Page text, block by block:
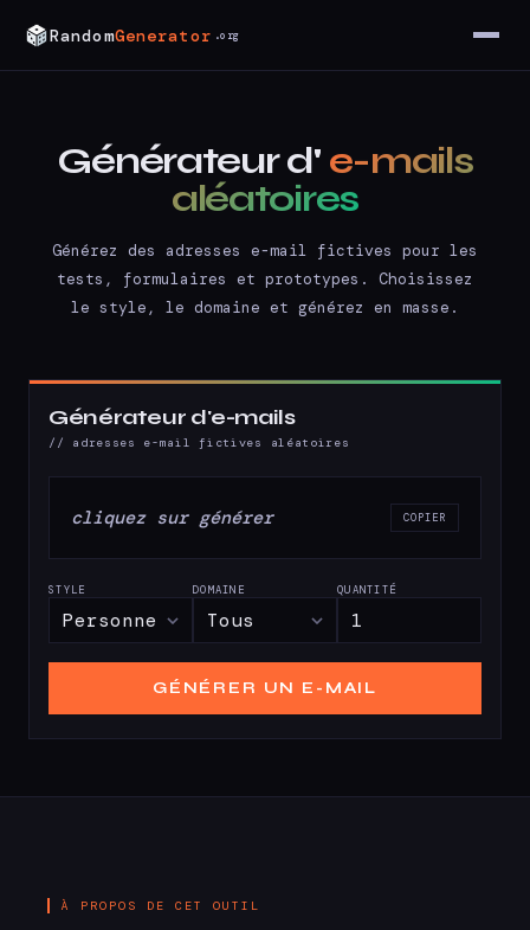
RandomGenerator .org
Générateur d' e-mails
aléatoires
Générez des adresses e-mail fictives pour les
tests, formulaires et prototypes. Choisissez
le style, le domaine et générez en masse.
Générateur d'e-mails
// adresses e-mail fictives aléatoires
cliquez sur générer COPIER
STYLE DOMAINE QUANTITÉ
GÉNÉRER UN E-MAIL
À PROPOS DE CET OUTIL